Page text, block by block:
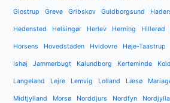
Glostrup Greve Gribskov Guldborgsund
Hedensted Helsingør Herlev Herning Hillerød
Horsens Hovedstaden Hvidovre Høje-Taastrup
Ishøj Jammerbugt Kalundborg Kerteminde
Langeland Lejre Lemvig Lolland Læsø
Midtjylland Morsø Norddjurs Nordfyn